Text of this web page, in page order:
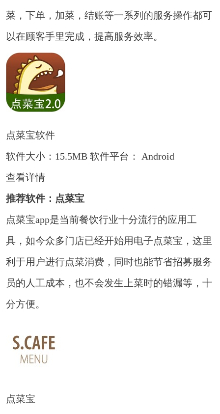
菜，下单，加菜，结账等一系列的服务操作都可
以在顾客手里完成，提高服务效率。
点菜宝软件
软件大小：15.5MB 软件平台： Android
查看详情
推荐软件：点菜宝
点菜宝app是当前餐饮行业十分流行的应用工
具，如今众多门店已经开始用电子点菜宝，这里
利于用户进行点菜消费，同时也能节省招募服务
员的人工成本，也不会发生上菜时的错漏等，十
分方便。
点菜宝